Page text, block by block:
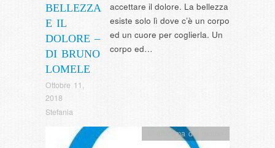
BELLEZZA
E IL
DOLORE –
DI BRUNO
LOMELE
Ottobre 11,
2018
Stefania
accettare il dolore. La bellezza
esiste solo lì dove c’è un corpo
ed un cuore per coglierla. Un
corpo ed…
L' aforisma del giorno